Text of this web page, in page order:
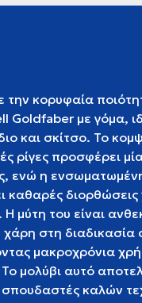
κορυφαία
Goldfaber με γόμα,
και σκίτσο. Το
ρίγες προσφέρει
ενώ η
καθαρές διορθώσεις
Η μύτη του είναι
στη διαδικασία
μακροχρόνια
μολύβι αυτό
σπουδαστές καλών